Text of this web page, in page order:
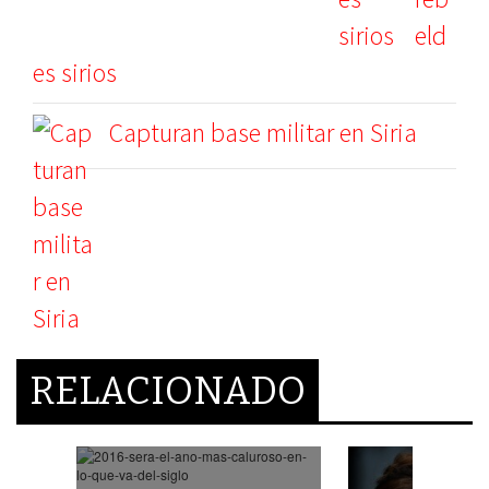
eld
es sirios
Capturan base militar en Siria
RELACIONADO